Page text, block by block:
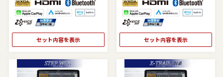
セット内容を表示 セット内容を表示